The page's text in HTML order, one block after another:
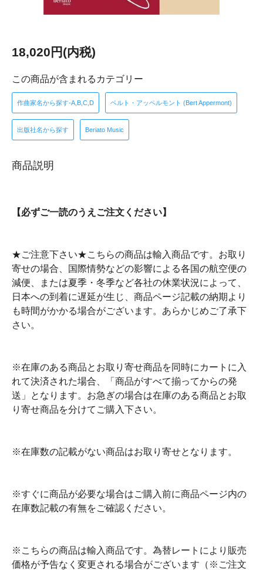
18,020円(内税)
この商品が含まれるカテゴリー
作曲家名から探す-A,B,C,D ベルト・アッペルモント (Bert Appermont)
出版社名から探す Beriato Music
商品説明
【必ずご一読のうえご注文ください】
★ご注意下さい★こちらの商品は輸入商品です。お取り
寄せの場合、国際情勢などの影響による各国の航空便の
減便、または夏季・冬季など各社の休業状況によって、
日本への到着に遅延が生じ、商品ページ記載の納期より
も時間がかかる場合がございます。あらかじめご了承下
さい。
※在庫のある商品とお取り寄せ商品を同時にカートに入
れて決済された場合、「商品がすべて揃ってからの発
送」となります。お急ぎの場合は在庫のある商品とお取
り寄せ商品を分けてご購入下さい。
※在庫数の記載がない商品はお取り寄せとなります。
※すぐに商品が必要な場合はご購入前に商品ページ内の
在庫数記載の有無をご確認ください。
※こちらの商品は輸入商品です。為替レートにより販売
価格が予告なく変更される場合がございます（※ご注文